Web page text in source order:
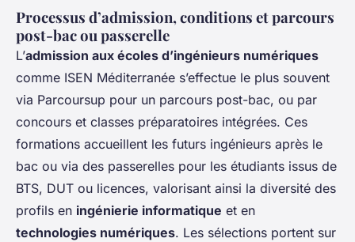
Processus d’admission, conditions et parcours
post-bac ou passerelle
L’admission aux écoles d’ingénieurs numériques
comme ISEN Méditerranée s’effectue le plus souvent
via Parcoursup pour un parcours post-bac, ou par
concours et classes préparatoires intégrées. Ces
formations accueillent les futurs ingénieurs après le
bac ou via des passerelles pour les étudiants issus de
BTS, DUT ou licences, valorisant ainsi la diversité des
profils en ingénierie informatique et en
technologies numériques. Les sélections portent sur